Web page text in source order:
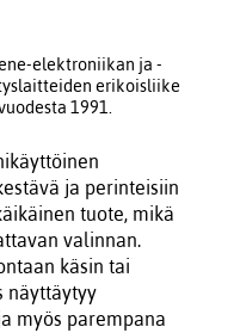
elektroniikan ja -
erikoisliike
1991.
ja perinteisiin
tuote, mikä
valinnan.
käsin tai
näyttäytyy
myös parempana